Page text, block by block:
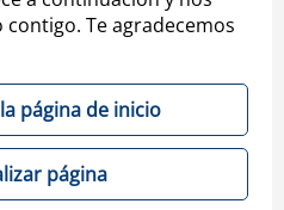
Te agradecemos
página de inicio
página